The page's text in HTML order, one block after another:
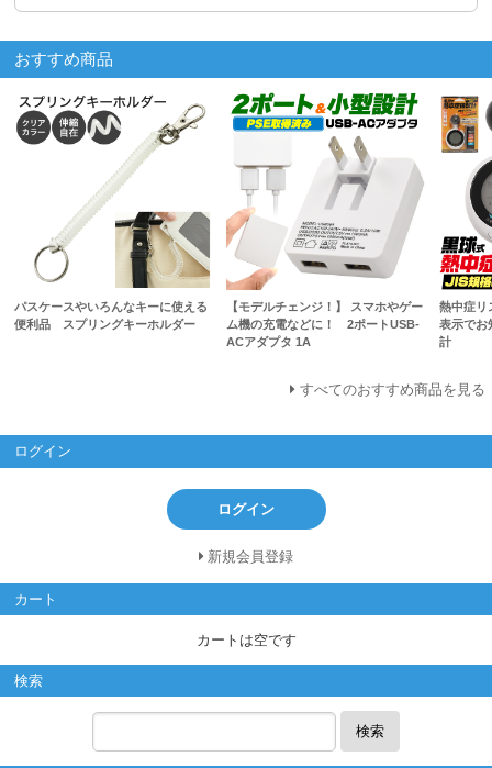
おすすめ商品
パスケースやいろんなキーに使える
便利品 スプリングキーホルダー
【モデルチェンジ！】 スマホやゲー
ム機の充電などに！ 2ポートUSB-
ACアダプタ 1A
熱中症リ
表示でお
計
すべてのおすすめ商品を見る
ログイン
ログイン
新規会員登録
カート
カートは空です
検索
検索